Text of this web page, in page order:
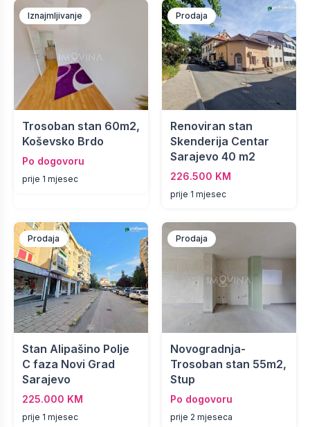
Iznajmljivanje
Trosoban stan 60m2,
Koševsko Brdo
Po dogovoru
prije 1 mjesec
Prodaja
Renoviran stan
Skenderija Centar
Sarajevo 40 m2
226.500 KM
prije 1 mjesec
Prodaja
Stan Alipašino Polje
C faza Novi Grad
Sarajevo
225.000 KM
prije 1 mjesec
Prodaja
Novogradnja-
Trosoban stan 55m2,
Stup
Po dogovoru
prije 2 mjeseca